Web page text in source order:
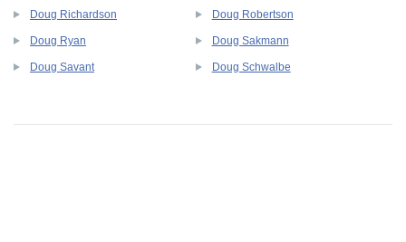
Doug Richardson Doug Robertson
Doug Ryan Doug Sakmann
Doug Savant Doug Schwalbe